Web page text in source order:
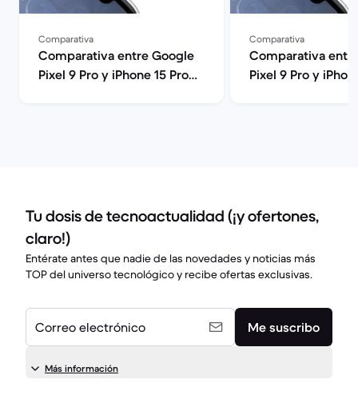
Comparativa
Comparativa entre Google
Pixel 9 Pro y iPhone 15 Pro
Comparativa
Comparativa
Pixel 9 Pro y
Tu dosis de tecnoactualidad (¡y ofertones,
claro!)
Entérate antes que nadie de las novedades y noticias más
TOP del universo tecnológico y recibe ofertas exclusivas.
Correo electrónico Me suscribo
Más información